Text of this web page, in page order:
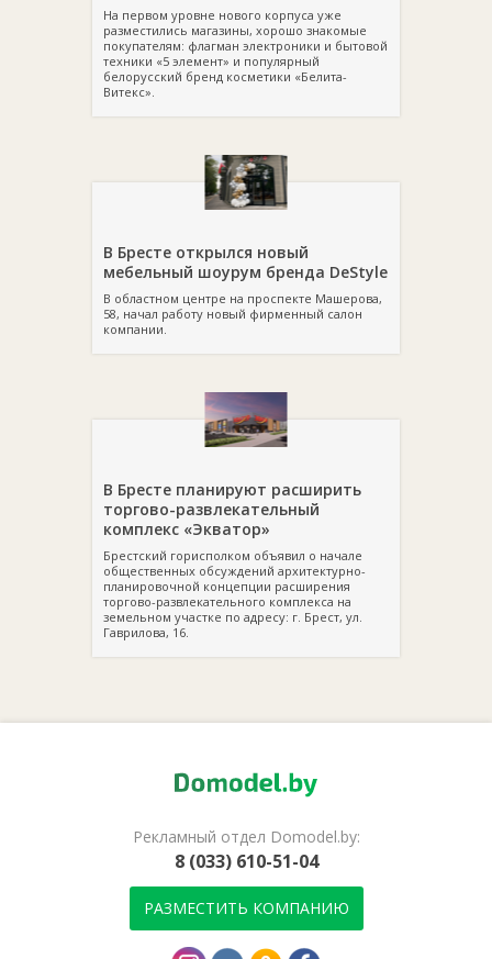
На первом уровне нового корпуса уже
разместились магазины, хорошо знакомые
покупателям: флагман электроники и бытовой
техники «5 элемент» и популярный
белорусский бренд косметики «Белита-
Витекс».
В Бресте открылся новый
мебельный шоурум бренда DeStyle
В областном центре на проспекте Машерова,
58, начал работу новый фирменный салон
компании.
В Бресте планируют расширить
торгово-развлекательный
комплекс «Экватор»
Брестский горисполком объявил о начале
общественных обсуждений архитектурно-
планировочной концепции расширения
торгово-развлекательного комплекса на
земельном участке по адресу: г. Брест, ул.
Гаврилова, 16.
Рекламный отдел Domodel.by:
8 (033) 610-51-04
РАЗМЕСТИТЬ КОМПАНИЮ